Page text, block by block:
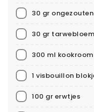
30 gr
30 gr tarwebloem
300 ml kookroom
1 visbouillon
100 gr erwtjes